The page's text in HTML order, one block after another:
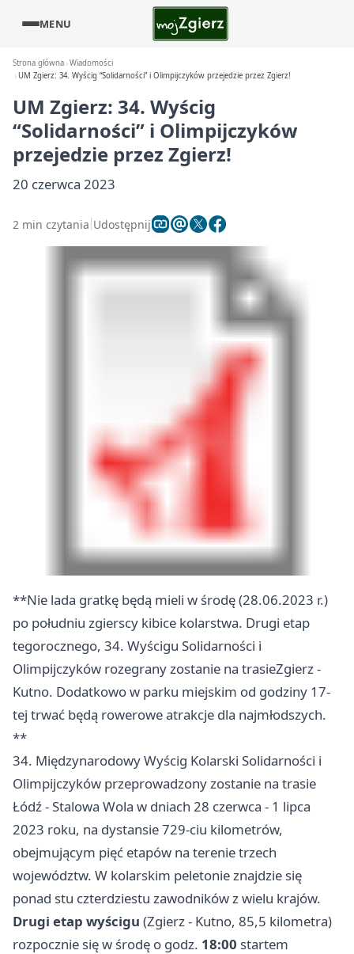
MENU
Strona główna Wiadomości
UM Zgierz: 34. Wyścig “Solidarności” i Olimpijczyków przejedzie przez Zgierz!
UM Zgierz: 34. Wyścig
“Solidarności” i Olimpijczyków
przejedzie przez Zgierz!
20 czerwca 2023
2 min czytania Udostępnij
**Nie lada gratkę będą mieli w środę (28.06.2023 r.)
po południu zgierscy kibice kolarstwa. Drugi etap
tegorocznego, 34. Wyścigu Solidarności i
Olimpijczyków rozegrany zostanie na trasieZgierz-
Kutno. Dodatkowo w parku miejskim od godziny 17-
tej trwać będą rowerowe atrakcje dla najmłodszych.
**
34. Międzynarodowy Wyścig Kolarski Solidarności i
Olimpijczyków przeprowadzony zostanie na trasie
Łódź-Stalowa Wola w dniach 28 czerwca - 1 lipca
2023 roku, na dystansie 729-ciu kilometrów,
obejmującym pięć etapów na terenie trzech
województw. W kolarskim peletonie znajdzie się
ponad stu czterdziestu zawodników z wielu krajów.
Drugi etap wyścigu (Zgierz- Kutno, 85,5 kilometra)
rozpocznie się w środę o godz. 18:00 startem